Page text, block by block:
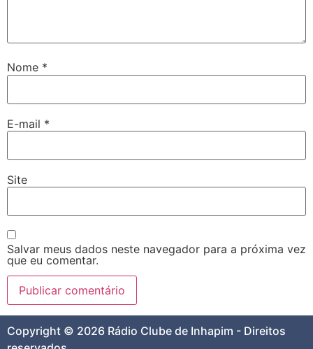
Nome *
E-mail *
Site
Salvar meus dados neste navegador para a próxima vez
que eu comentar.
Copyright © 2026 Rádio Clube de Inhapim - Direitos